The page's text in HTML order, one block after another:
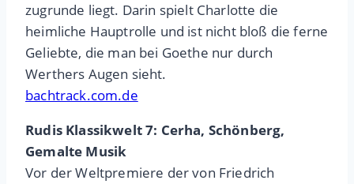
zugrunde liegt. Darin spielt Charlotte die
heimliche Hauptrolle und ist nicht bloß die ferne
Geliebte, die man bei Goethe nur durch
Werthers Augen sieht.
bachtrack.com.de
Rudis Klassikwelt 7: Cerha, Schönberg,
Gemalte Musik
Vor der Weltpremiere der von Friedrich